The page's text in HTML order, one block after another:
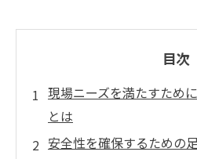
目次
現場ニーズを満たすため
とは
安全性を確保するための